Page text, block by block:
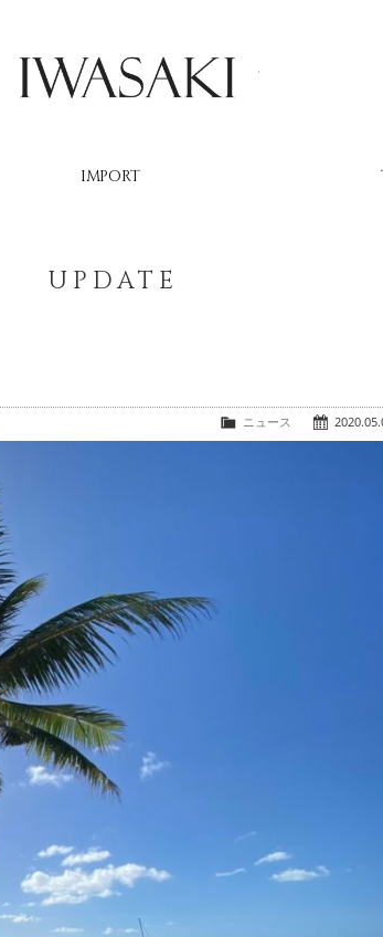
IMPORT
UPDATE
ニュース